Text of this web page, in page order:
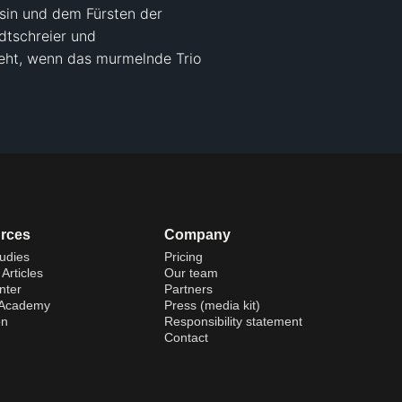
und dem Fürsten der
und
wenn das murmelnde Trio
Company
Pricing
Our team
Partners
Press (media kit)
Responsibility statement
Contact